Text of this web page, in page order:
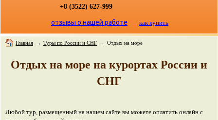
+8 (3522) 627-999
отзывы о нашей работе как купить
Главная → Туры по России и СНГ → Отдых на море
Отдых на море на курортах России и
СНГ
Любой тур, размещенный на нашем сайте вы можете оплатить онлайн с